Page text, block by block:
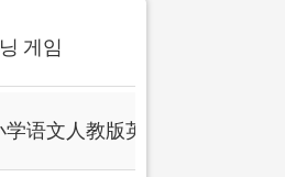
게임
语文人教版英语课本同步学